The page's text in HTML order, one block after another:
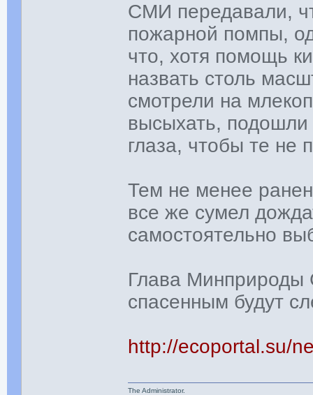
СМИ передавали,
пожарной помпы,
что, хотя помощь
назвать столь
смотрели на
высыхать, подошли
глаза, чтобы те не
Тем не менее
все же сумел
самостоятельно
Глава Минприроды
спасенным будут
http://ecoportal.su/
The Administrator.